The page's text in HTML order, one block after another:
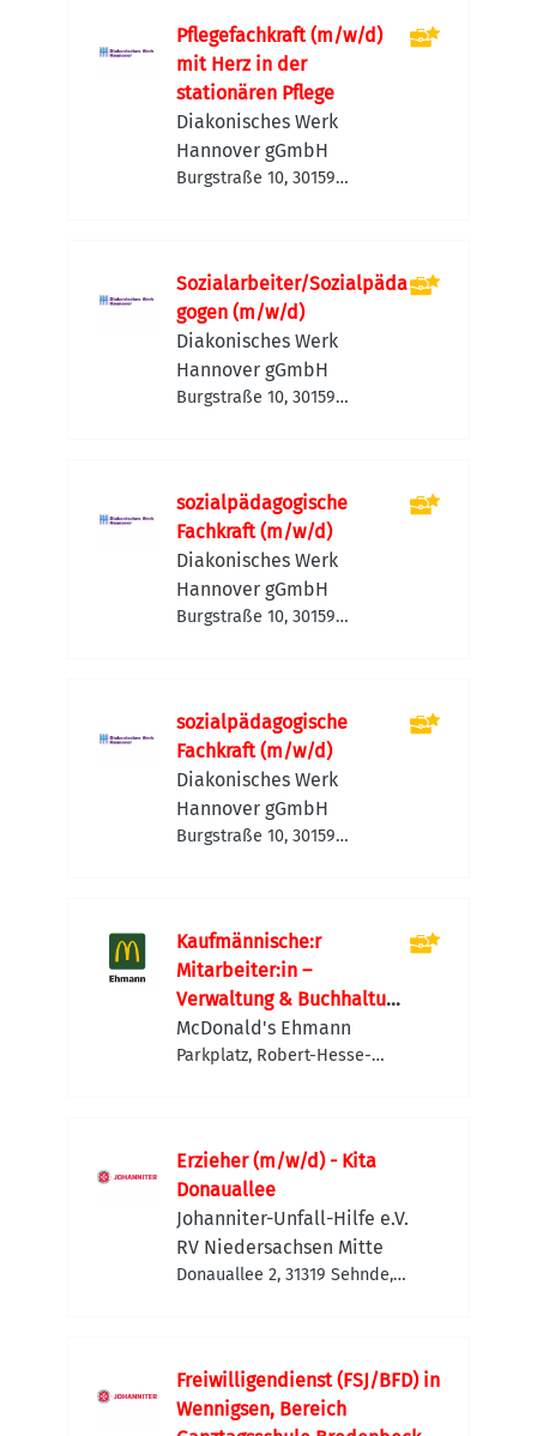
Pflegefachkraft (m/w/d)
mit Herz in der
stationären Pflege
Diakonisches Werk
Hannover gGmbH
Burgstraße 10, 30159
Sozialarbeiter/Sozialpäda
gogen (m/w/d)
Diakonisches Werk
Hannover gGmbH
Burgstraße 10, 30159
sozialpädagogische
Fachkraft (m/w/d)
Diakonisches Werk
Hannover gGmbH
Burgstraße 10, 30159
sozialpädagogische
Fachkraft (m/w/d)
Diakonisches Werk
Hannover gGmbH
Burgstraße 10, 30159
Kaufmännische:r
Mitarbeiter:in –
Verwaltung & Buchhaltung
(m/w/d)
McDonald's Ehmann
Parkplatz, Robert-Hesse-
Erzieher (m/w/d) - Kita
Donauallee
Johanniter-Unfall-Hilfe e.V.
RV Niedersachsen Mitte
Donauallee 2, 31319 Sehnde,
Freiwilligendienst (FSJ/BFD) in
Wennigsen, Bereich